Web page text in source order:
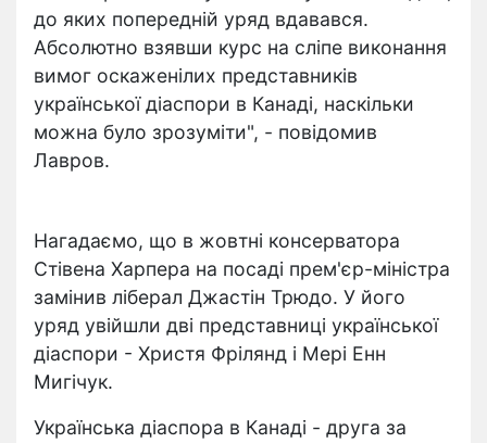
до яких попередній уряд вдавався.
Абсолютно взявши курс на сліпе виконання
вимог оскаженілих представників
української діаспори в Канаді, наскільки
можна було зрозуміти", - повідомив
Лавров.
Нагадаємо, що в жовтні консерватора
Стівена Харпера на посаді прем'єр-міністра
замінив ліберал Джастін Трюдо. У його
уряд увійшли дві представниці української
діаспори - Христя Фрілянд і Мері Енн
Мигічук.
Українська діаспора в Канаді - друга за